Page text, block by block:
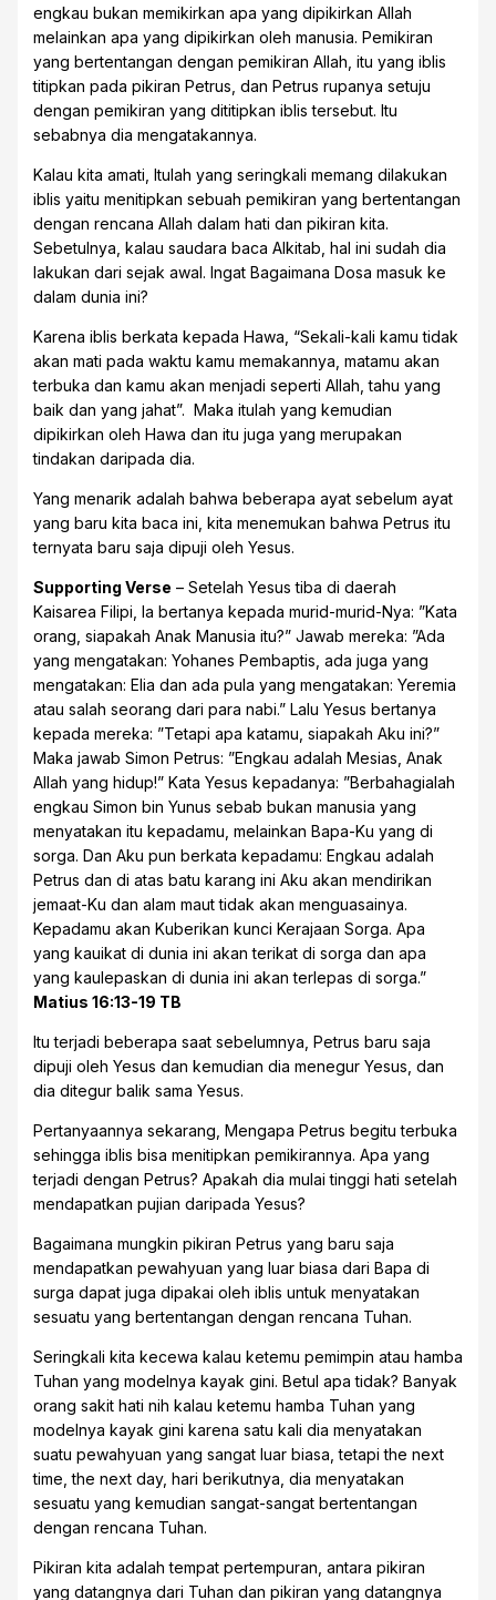
engkau bukan memikirkan apa yang dipikirkan Allah
melainkan apa yang dipikirkan oleh manusia. Pemikiran
yang bertentangan dengan pemikiran Allah, itu yang iblis
titipkan pada pikiran Petrus, dan Petrus rupanya setuju
dengan pemikiran yang dititipkan iblis tersebut. Itu
sebabnya dia mengatakannya.
Kalau kita amati, Itulah yang seringkali memang dilakukan
iblis yaitu menitipkan sebuah pemikiran yang bertentangan
dengan rencana Allah dalam hati dan pikiran kita.
Sebetulnya, kalau saudara baca Alkitab, hal ini sudah dia
lakukan dari sejak awal. Ingat Bagaimana Dosa masuk ke
dalam dunia ini?
Karena iblis berkata kepada Hawa, “Sekali-kali kamu tidak
akan mati pada waktu kamu memakannya, matamu akan
terbuka dan kamu akan menjadi seperti Allah, tahu yang
baik dan yang jahat”. Maka itulah yang kemudian
dipikirkan oleh Hawa dan itu juga yang merupakan
tindakan daripada dia.
Yang menarik adalah bahwa beberapa ayat sebelum ayat
yang baru kita baca ini, kita menemukan bahwa Petrus itu
ternyata baru saja dipuji oleh Yesus.
Supporting Verse – Setelah Yesus tiba di daerah
Kaisarea Filipi, Ia bertanya kepada murid-murid-Nya: ”Kata
orang, siapakah Anak Manusia itu?” Jawab mereka: ”Ada
yang mengatakan: Yohanes Pembaptis, ada juga yang
mengatakan: Elia dan ada pula yang mengatakan: Yeremia
atau salah seorang dari para nabi.” Lalu Yesus bertanya
kepada mereka: ”Tetapi apa katamu, siapakah Aku ini?”
Maka jawab Simon Petrus: ”Engkau adalah Mesias, Anak
Allah yang hidup!” Kata Yesus kepadanya: ”Berbahagialah
engkau Simon bin Yunus sebab bukan manusia yang
menyatakan itu kepadamu, melainkan Bapa-Ku yang di
sorga. Dan Aku pun berkata kepadamu: Engkau adalah
Petrus dan di atas batu karang ini Aku akan mendirikan
jemaat-Ku dan alam maut tidak akan menguasainya.
Kepadamu akan Kuberikan kunci Kerajaan Sorga. Apa
yang kauikat di dunia ini akan terikat di sorga dan apa
yang kaulepaskan di dunia ini akan terlepas di sorga.”
Matius 16:13-19 TB
Itu terjadi beberapa saat sebelumnya, Petrus baru saja
dipuji oleh Yesus dan kemudian dia menegur Yesus, dan
dia ditegur balik sama Yesus.
Pertanyaannya sekarang, Mengapa Petrus begitu terbuka
sehingga iblis bisa menitipkan pemikirannya. Apa yang
terjadi dengan Petrus? Apakah dia mulai tinggi hati setelah
mendapatkan pujian daripada Yesus?
Bagaimana mungkin pikiran Petrus yang baru saja
mendapatkan pewahyuan yang luar biasa dari Bapa di
surga dapat juga dipakai oleh iblis untuk menyatakan
sesuatu yang bertentangan dengan rencana Tuhan.
Seringkali kita kecewa kalau ketemu pemimpin atau hamba
Tuhan yang modelnya kayak gini. Betul apa tidak? Banyak
orang sakit hati nih kalau ketemu hamba Tuhan yang
modelnya kayak gini karena satu kali dia menyatakan
suatu pewahyuan yang sangat luar biasa, tetapi the next
time, the next day, hari berikutnya, dia menyatakan
sesuatu yang kemudian sangat-sangat bertentangan
dengan rencana Tuhan.
Pikiran kita adalah tempat pertempuran, antara pikiran
yang datangnya dari Tuhan dan pikiran yang datangnya